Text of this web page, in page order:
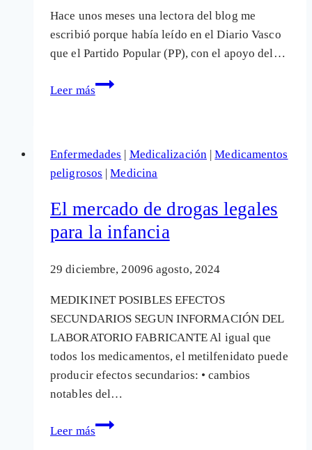
Hace unos meses una lectora del blog me
escribió porque había leído en el Diario Vasco
que el Partido Popular (PP), con el apoyo del…
Leer más
Mamografías
cáncer?
Enfermedades | Medicalización|Medicamentos
peligrosos |Medicina
El mercado de drogas legales
para la infancia
29 diciembre, 20096 agosto, 2024
MEDIKINET POSIBLES EFECTOS
SECUNDARIOS SEGUN INFORMACIÓN DEL
LABORATORIO FABRICANTE Al igual que
todos los medicamentos, el metilfenidato puede
producir efectos secundarios: • cambios
notables del…
Leer más
El